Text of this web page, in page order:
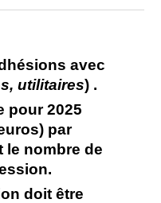
avec
utilitaires) .
pour 2025
par
le nombre de
doit être